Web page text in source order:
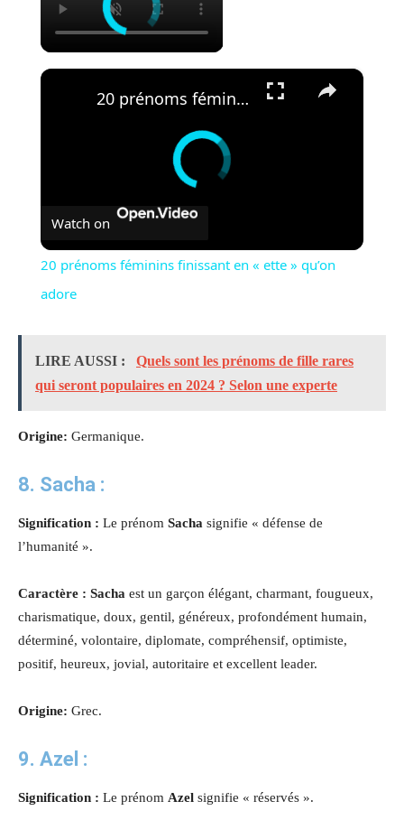
×
20 prénoms féminins finissant en « ette » qu’on adore
Watch on
20 prénoms féminins finissant en « ette » qu’on
adore
LIRE AUSSI :
Quels sont les prénoms de fille rares
qui seront populaires en 2024 ? Selon une experte
Origine: Germanique.
8. Sacha :
Signification : Le prénom Sacha signifie « défense de
l’humanité ».
Caractère : Sacha est un garçon élégant, charmant, fougueux,
charismatique, doux, gentil, généreux, profondément humain,
déterminé, volontaire, diplomate, compréhensif, optimiste,
positif, heureux, jovial, autoritaire et excellent leader.
Origine: Grec.
9. Azel :
Signification : Le prénom Azel signifie « réservés ».